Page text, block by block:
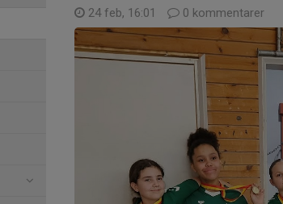
24 feb, 16:01 0 kommentarer